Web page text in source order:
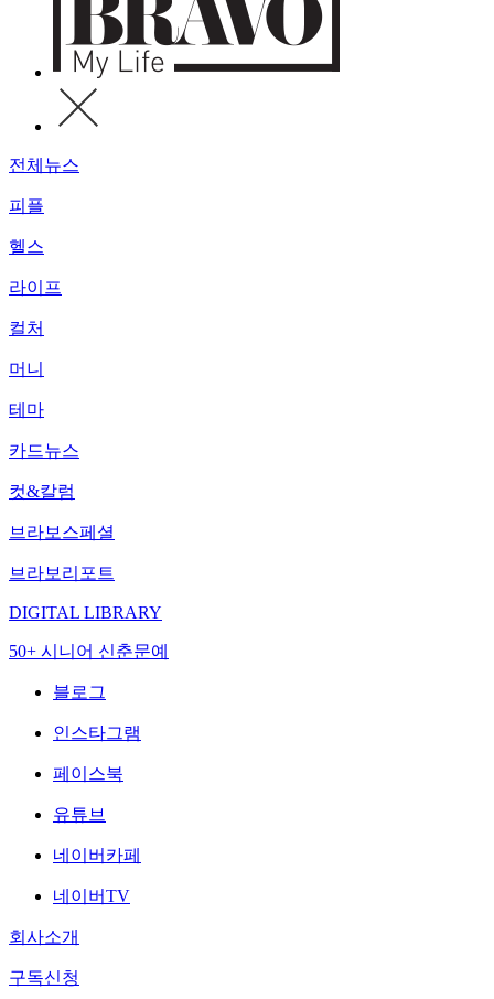
전체뉴스
피플
헬스
라이프
컬처
머니
테마
카드뉴스
컷&칼럼
브라보스페셜
브라보리포트
DIGITAL LIBRARY
50+ 시니어 신춘문예
블로그
인스타그램
페이스북
유튜브
네이버카페
네이버TV
회사소개
구독신청